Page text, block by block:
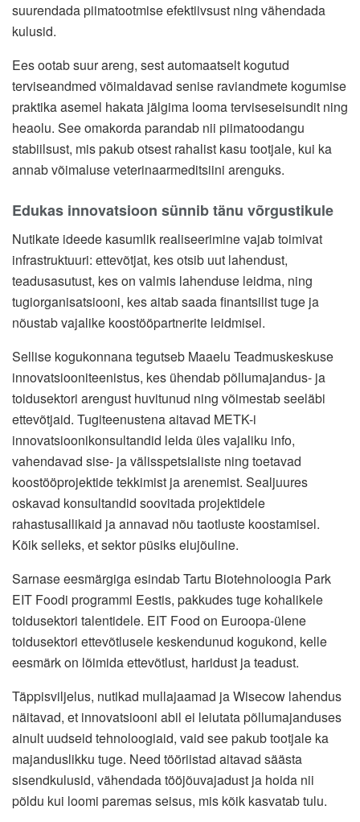
suurendada piimatootmise efektiivsust ning vähendada
kulusid.
Ees ootab suur areng, sest automaatselt kogutud
terviseandmed võimaldavad senise raviandmete kogumise
praktika asemel hakata jälgima looma terviseseisundit ning
heaolu. See omakorda parandab nii piimatoodangu
stabiilsust, mis pakub otsest rahalist kasu tootjale, kui ka
annab võimaluse veterinaarmeditsiini arenguks.
Edukas innovatsioon sünnib tänu võrgustikule
Nutikate ideede kasumlik realiseerimine vajab toimivat
infrastruktuuri: ettevõtjat, kes otsib uut lahendust,
teadusasutust, kes on valmis lahenduse leidma, ning
tugiorganisatsiooni, kes aitab saada finantsilist tuge ja
nõustab vajalike koostööpartnerite leidmisel.
Sellise kogukonnana tegutseb Maaelu Teadmuskeskuse
innovatsiooniteenistus, kes ühendab põllumajandus- ja
toidusektori arengust huvitunud ning võimestab seeläbi
ettevõtjaid. Tugiteenustena aitavad METK-i
innovatsioonikonsultandid leida üles vajaliku info,
vahendavad sise- ja välis­spetsialiste ning toetavad
koostööprojektide tekkimist ja arenemist. Sealjuures
oskavad konsultandid soovitada projektidele
rahastusallikaid ja annavad nõu taotluste koostamisel.
Kõik selleks, et sektor püsiks elujõuline.
Sarnase eesmärgiga esindab Tartu Biotehnoloogia Park
EIT Foodi programmi Eestis, pakkudes tuge kohalikele
toidusektori talentidele. EIT Food on Euroopa-ülene
toidusektori ettevõtlusele keskendunud kogukond, kelle
eesmärk on lõimida ettevõtlust, haridust ja teadust.
Täppisviljelus, nutikad mullajaamad ja Wisecow lahendus
näitavad, et innovatsiooni abil ei leiutata põllumajanduses
ainult uudseid tehnoloogiaid, vaid see pakub tootjale ka
majanduslikku tuge. Need tööriistad aitavad säästa
sisendkulusid, vähendada tööjõuvajadust ja hoida nii
põldu kui loomi paremas seisus, mis kõik kasvatab tulu.